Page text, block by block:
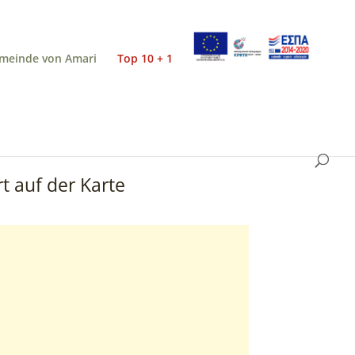
von Amari Top 10 + 1
auf der Karte